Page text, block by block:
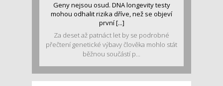
Geny nejsou osud. DNA longevity testy
mohou odhalit rizika dříve, než se objeví
první [...]
Za deset až patnáct let by se podrobné
přečtení genetické výbavy člověka mohlo stát
běžnou součástí p...